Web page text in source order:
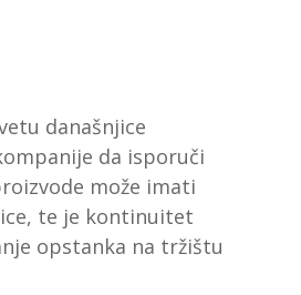
današnjice
da isporuči
može imati
te je kontinuitet
opstanka na tržištu